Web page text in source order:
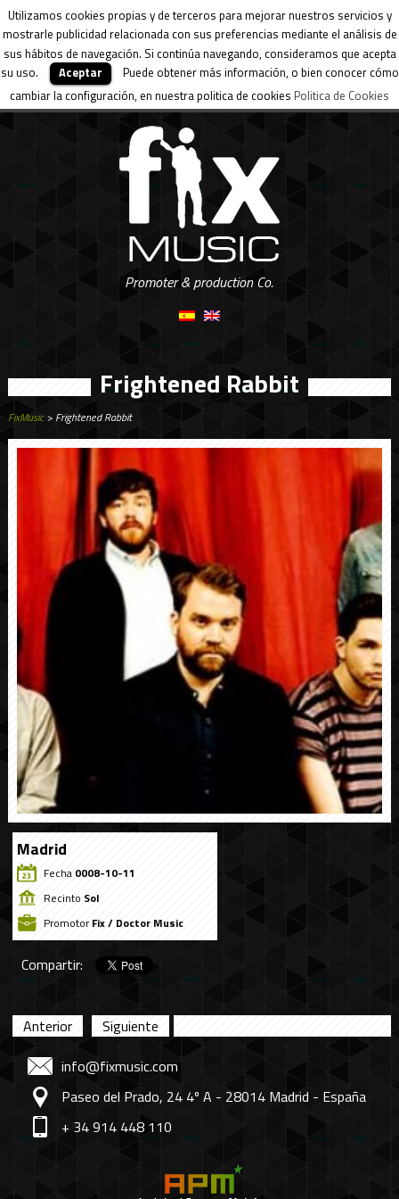
Utilizamos cookies propias y de terceros para mejorar nuestros servicios y
mostrarle publicidad relacionada con sus preferencias mediante el análisis de
sus hábitos de navegación. Si continúa navegando, consideramos que acepta
su uso.
Aceptar
Puede obtener más información, o bien conocer cómo
cambiar la configuración, en nuestra politica de cookies Politica de Cookies
Promoter & production Co.
Frightened Rabbit
FixMusic> Frightened Rabbit
Madrid
Fecha 0008-10-11
Recinto Sol
PromotorFix / Doctor Music
Compartir:
Anterior
Siguiente
info@fixmusic.com
Paseo del Prado, 24 4º A - 28014 Madrid - España
+ 34 914 448 110